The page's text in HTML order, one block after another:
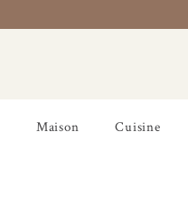
Maison Cuisine